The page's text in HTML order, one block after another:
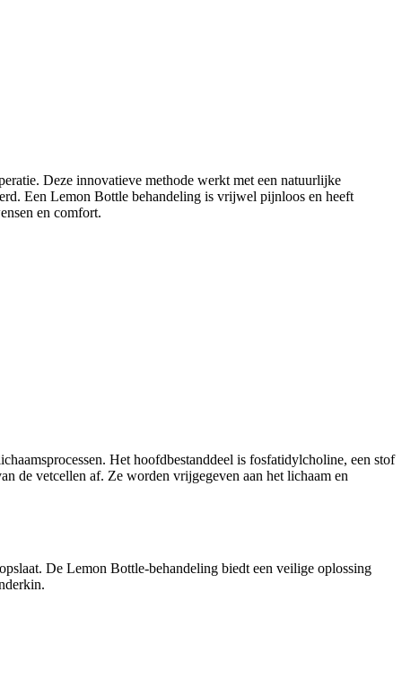
Deze innovatieve methode werkt met een natuurlijke
Een Lemon Bottle behandeling is vrijwel pijnloos en heeft
en comfort.
Het hoofdbestanddeel is fosfatidylcholine, een stof
de vetcellen af. Ze worden vrijgegeven aan het lichaam en
De Lemon Bottle-behandeling biedt een veilige oplossing